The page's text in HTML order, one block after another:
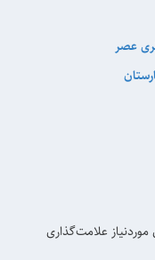
عصر
علامت‌گذاری